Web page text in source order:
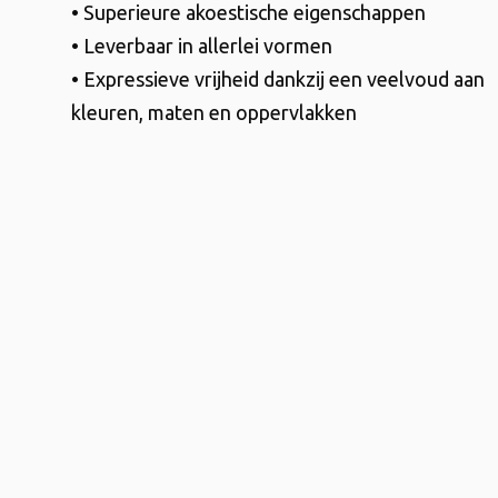
• Superieure akoestische eigenschappen
• Leverbaar in allerlei vormen
• Expressieve vrijheid dankzij een veelvoud aan
kleuren, maten en oppervlakken